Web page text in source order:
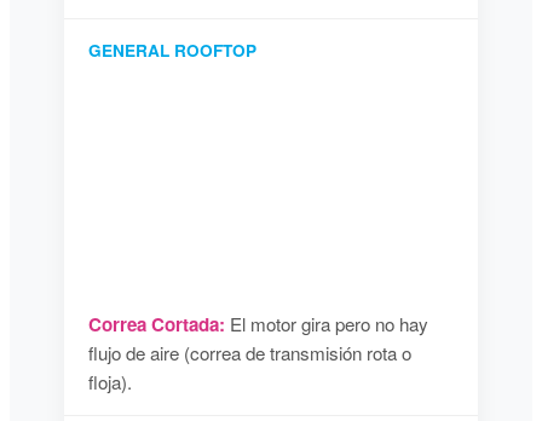
GENERAL ROOFTOP
Correa Cortada: El motor gira pero no hay
flujo de aire (correa de transmisión rota o
floja).